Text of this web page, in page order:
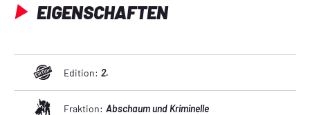
EIGENSCHAFTEN
Edition: 2.
Fraktion: Abschaum und Kriminelle